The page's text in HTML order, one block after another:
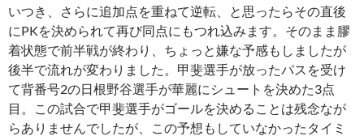
いつき、さらに追加点を重ねて逆転、と思ったらその直後
にPKを決められて再び同点にもつれ込みます。そのまま膠
着状態で前半戦が終わり、ちょっと嫌な予感もしましたが
後半で流れが変わりました。甲斐選手が放ったパスを受け
て背番号2の日根野谷選手が華麗にシュートを決めた3点
目。この試合で甲斐選手がゴールを決めることは残念なが
らありませんでしたが、この予想もしていなかったタイミ